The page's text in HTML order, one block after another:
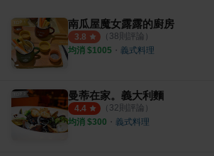
南瓜屋魔女露露的廚房
3.8 （ 38則評論）
均消 $1005 ・ 義式料理
曼蒂在家。義大利麵
4.4 （ 32則評論）
均消 $300 ・ 義式料理